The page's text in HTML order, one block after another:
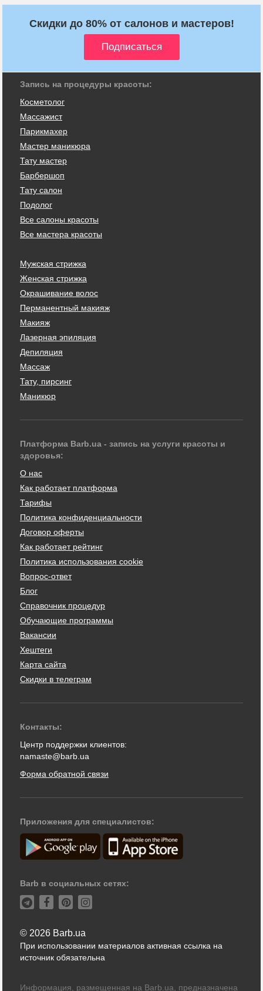
Скидки до 80% от салонов и мастеров!
Запись на процедуры красоты:
Косметолог
Массажист
Парикмахер
Мастер маникюра
Тату мастер
Барбершоп
Тату салон
Подолог
Все салоны красоты
Все мастера красоты
Мужская стрижка
Женская стрижка
Окрашивание волос
Перманентный макияж
Макияж
Лазерная эпиляция
Депиляция
Массаж
Тату, пирсинг
Маникюр
Платформа Barb.ua - запись на услуги красоты и
здоровья:
О нас
Как работает платформа
Тарифы
Политика конфиденциальности
Договор оферты
Как работает рейтинг
Политика использования cookie
Вопрос-ответ
Блог
Справочник процедур
Обучающие программы
Вакансии
Хештеги
Карта сайта
Скидки в телеграм
Контакты:
Центр поддержки клиентов:
namaste@barb.ua
Форма обратной связи
Приложения для специалистов:
Barb в социальных сетях:
© 2026 Barb.ua
При использовании материалов активная ссылка на
источник обязательна
Информация, размещенная на Barb.ua, предназначена